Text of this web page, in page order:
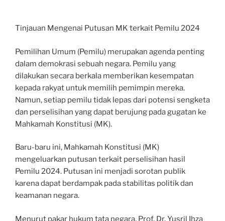
Tinjauan Mengenai Putusan MK terkait Pemilu 2024
Pemilihan Umum (Pemilu) merupakan agenda penting
dalam demokrasi sebuah negara. Pemilu yang
dilakukan secara berkala memberikan kesempatan
kepada rakyat untuk memilih pemimpin mereka.
Namun, setiap pemilu tidak lepas dari potensi sengketa
dan perselisihan yang dapat berujung pada gugatan ke
Mahkamah Konstitusi (MK).
Baru-baru ini, Mahkamah Konstitusi (MK)
mengeluarkan putusan terkait perselisihan hasil
Pemilu 2024. Putusan ini menjadi sorotan publik
karena dapat berdampak pada stabilitas politik dan
keamanan negara.
Menurut pakar hukum tata negara, Prof. Dr. Yusril Ihza